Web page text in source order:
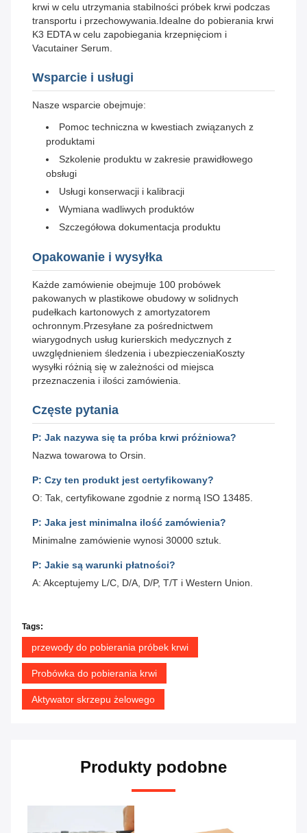
krwi w celu utrzymania stabilności próbek krwi podczas
transportu i przechowywania.Idealne do pobierania krwi
K3 EDTA w celu zapobiegania krzepnięciom i
Vacutainer Serum.
Wsparcie i usługi
Nasze wsparcie obejmuje:
Pomoc techniczna w kwestiach związanych z
produktami
Szkolenie produktu w zakresie prawidłowego
obsługi
Usługi konserwacji i kalibracji
Wymiana wadliwych produktów
Szczegółowa dokumentacja produktu
Opakowanie i wysyłka
Każde zamówienie obejmuje 100 probówek
pakowanych w plastikowe obudowy w solidnych
pudełkach kartonowych z amortyzatorem
ochronnym.Przesyłane za pośrednictwem
wiarygodnych usług kurierskich medycznych z
uwzględnieniem śledzenia i ubezpieczeniaKoszty
wysyłki różnią się w zależności od miejsca
przeznaczenia i ilości zamówienia.
Częste pytania
P: Jak nazywa się ta próba krwi próżniowa?
Nazwa towarowa to Orsin.
P: Czy ten produkt jest certyfikowany?
O: Tak, certyfikowane zgodnie z normą ISO 13485.
P: Jaka jest minimalna ilość zamówienia?
Minimalne zamówienie wynosi 30000 sztuk.
P: Jakie są warunki płatności?
A: Akceptujemy L/C, D/A, D/P, T/T i Western Union.
Tags:
przewody do pobierania próbek krwi
Probówka do pobierania krwi
Aktywator skrzepu żelowego
Produkty podobne